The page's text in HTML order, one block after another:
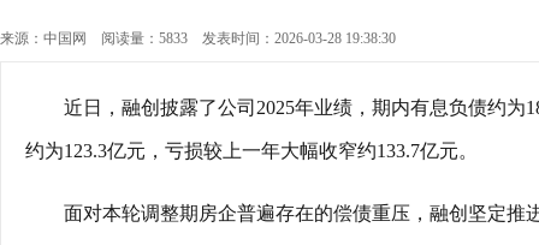
来源：中国网 阅读量：5833 发表时间：2026-03-28 19:38:30
近日，融创披露了公司2025年业绩，期内有息负债约为
约为123.3亿元，亏损较上一年大幅收窄约133.7亿元。
面对本轮调整期房企普遍存在的偿债重压，融创坚定推